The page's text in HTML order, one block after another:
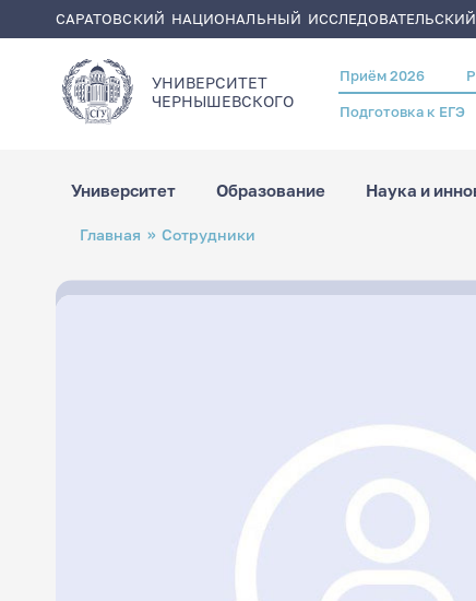
САРАТОВСКИЙ НАЦИОНАЛЬНЫЙ
УНИВЕРСИТЕТ
ЧЕРНЫШЕВСКОГO
Header
menu
Приём 2026
Подготовка к ЕГЭ
Университет Образование Наука и
Строка
навигации
Главная Сотрудники